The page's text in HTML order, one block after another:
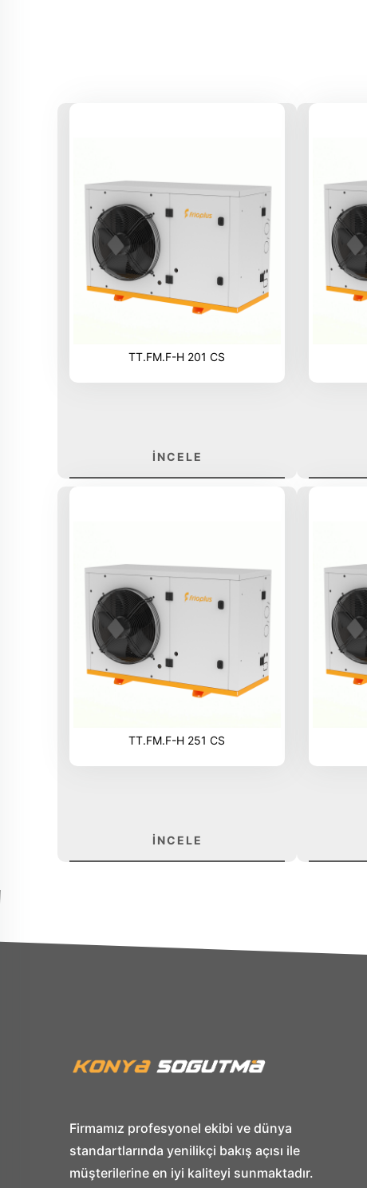
TT.FM.F-H 201 CS
İNCELE
TT.FM.F-H 251 CS
İNCELE
Firmamız profesyonel ekibi ve dünya
standartlarında yenilikçi bakış açısı ile
müşterilerine en iyi kaliteyi sunmaktadır.